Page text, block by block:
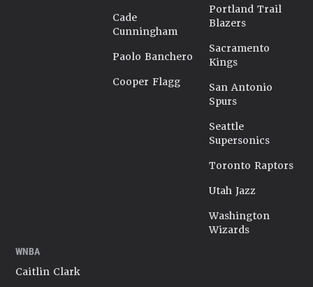
Cade
Cunningham
Paolo Banchero
Cooper Flagg
Portland Trail
Blazers
Sacramento
Kings
San Antonio
Spurs
Seattle
Supersonics
Toronto Raptors
Utah Jazz
Washington
Wizards
WNBA
Caitlin Clark